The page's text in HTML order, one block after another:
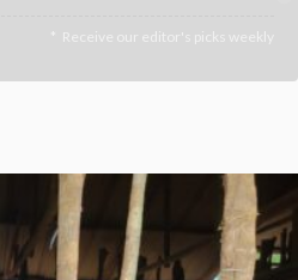
Receive our editor's picks weekly